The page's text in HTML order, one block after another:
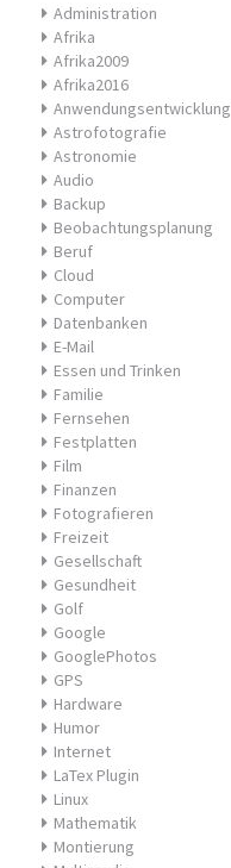
Administration
Afrika
Afrika2009
Afrika2016
Anwendungsentwicklung
Astrofotografie
Astronomie
Audio
Backup
Beobachtungsplanung
Beruf
Cloud
Computer
Datenbanken
E-Mail
Essen und Trinken
Familie
Fernsehen
Festplatten
Film
Finanzen
Fotografieren
Freizeit
Gesellschaft
Gesundheit
Golf
Google
GooglePhotos
GPS
Hardware
Humor
Internet
LaTex Plugin
Linux
Mathematik
Montierung